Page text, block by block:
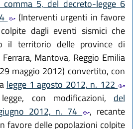
5, del decreto-legge 6
(Interventi urgenti in favore
dagli eventi sismici che
il territorio delle province di
Mantova, Reggio Emilia
maggio 2012) convertito, con
legge 1 agosto 2012, n. 122
con modificazioni, del
2012, n. 74
, recante
favore delle popolazioni colpite